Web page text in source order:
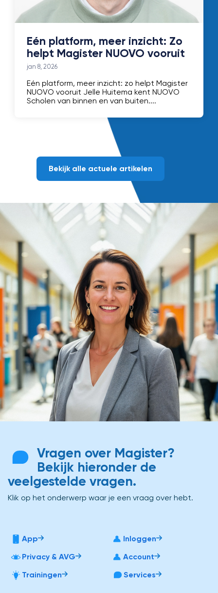
Eén platform, meer inzicht: Zo
helpt Magister NUOVO vooruit
jan 8, 2026
Eén platform, meer inzicht: zo helpt Magister
NUOVO vooruit Jelle Huitema kent NUOVO
Scholen van binnen en van buiten....
Bekijk alle actuele artikelen
Vragen over Magister?
Bekijk hieronder de
veelgestelde vragen.
Klik op het onderwerp waar je een vraag over hebt.
App
Inloggen
Privacy & AVG
Account
Trainingen
Services